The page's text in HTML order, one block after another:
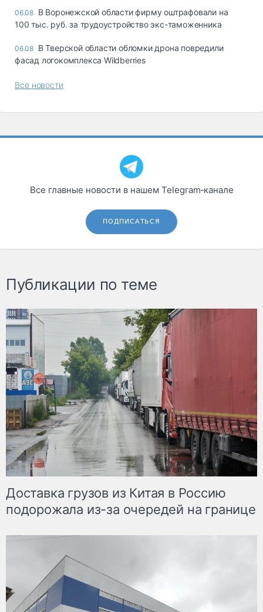
06.08 В Воронежской области фирму оштрафовали на
100 тыс. руб. за трудоустройство экс-таможенника
06.08 В Тверской области обломки дрона повредили
фасад логокомплекса Wildberries
Все новости
Все главные новости в нашем Telegram‑канале
ПОДПИСАТЬСЯ
Публикации по теме
Доставка грузов из Китая в Россию
подорожала из-за очередей на границе